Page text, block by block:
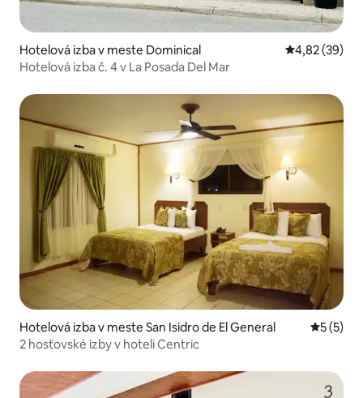
Hotelová izba v meste Dominical Priemerné
4,82 (39)
Hotelová izba č. 4 v La Posada Del Mar
Hotelová izba v meste San Isidro de El General
5 (5)
2 hosťovské izby v hoteli Centric